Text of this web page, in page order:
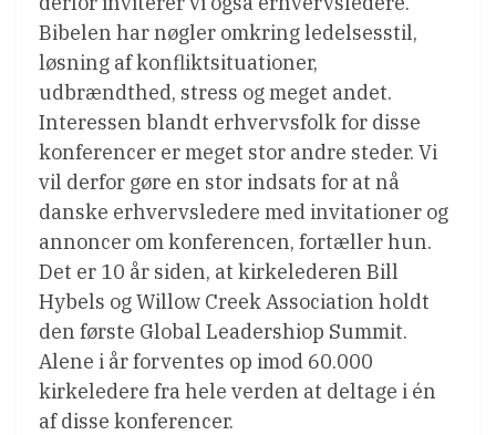
Bibelen har nøgler omkring ledelsesstil,
løsning af konfliktsituationer,
udbrændthed, stress og meget andet.
Interessen blandt erhvervsfolk for disse
konferencer er meget stor andre steder. Vi
vil derfor gøre en stor indsats for at nå
danske erhvervsledere med invitationer og
annoncer om konferencen, fortæller hun.
Det er 10 år siden, at kirkelederen Bill
Hybels og Willow Creek Association holdt
den første Global Leadershiop Summit.
Alene i år forventes op imod 60.000
kirkeledere fra hele verden at deltage i én
af disse konferencer.